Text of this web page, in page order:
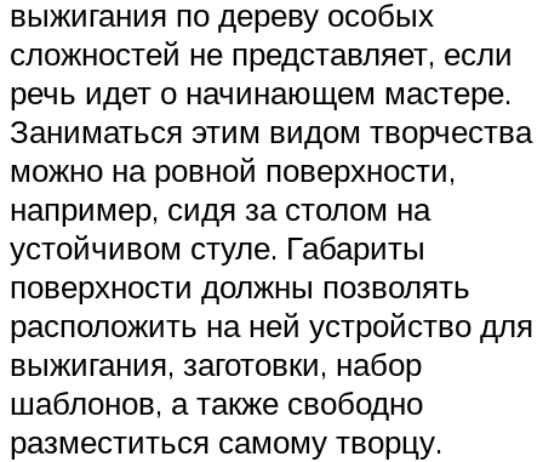
выжигания по дереву особых
сложностей не представляет, если
речь идет о начинающем мастере.
Заниматься этим видом творчества
можно на ровной поверхности,
например, сидя за столом на
устойчивом стуле. Габариты
поверхности должны позволять
расположить на ней устройство для
выжигания, заготовки, набор
шаблонов, а также свободно
разместиться самому творцу.